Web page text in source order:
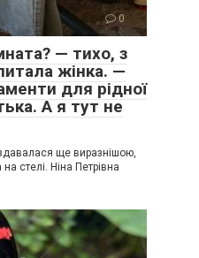
0
— тихо, з
жінка. —
для рідної
А я тут не
ще виразнішою,
стелі. Ніна Петрівна